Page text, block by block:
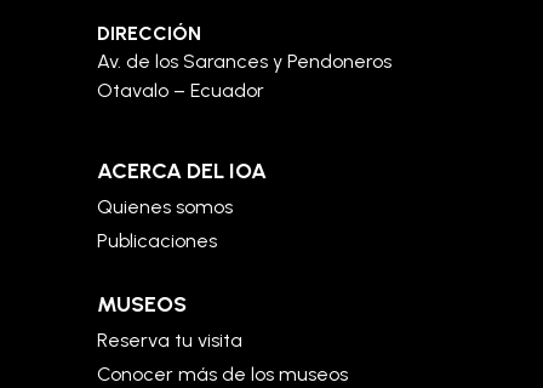
DIRECCIÓN
Av. de los Sarances y Pendoneros
Otavalo – Ecuador
ACERCA DEL IOA
Quienes somos
Publicaciones
MUSEOS
Reserva tu visita
Conocer más de los museos